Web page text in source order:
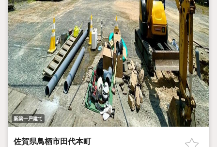
新築一戸建て
佐賀県鳥栖市田代本町